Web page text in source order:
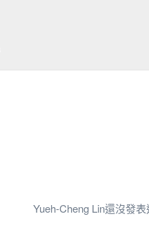
Yueh-Cheng Lin還沒發